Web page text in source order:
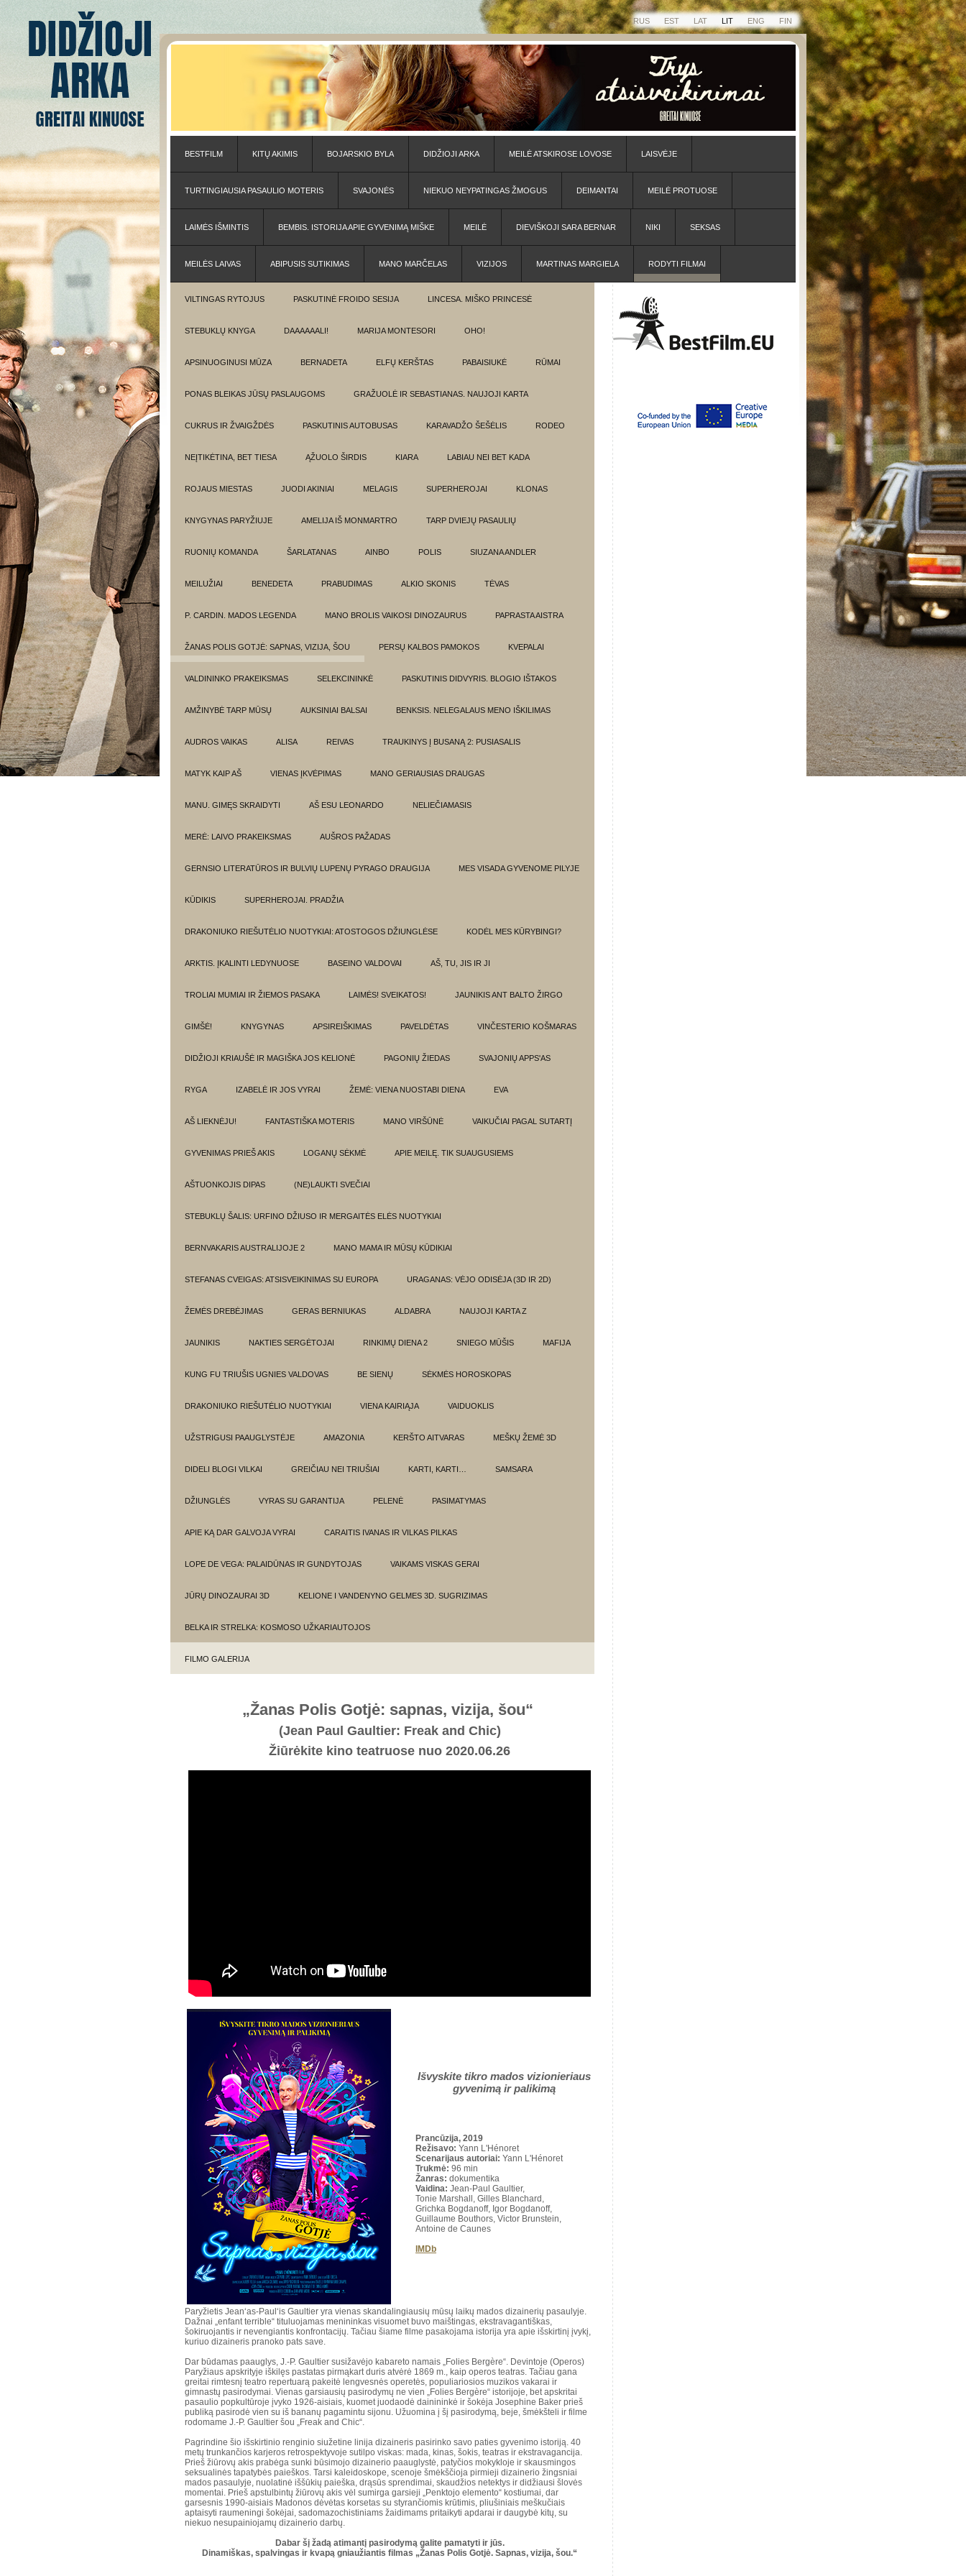
RUS EST LAT LIT ENG FIN
BESTFILM KITŲ AKIMIS BOJARSKIO BYLA DIDŽIOJI ARKA MEILĖ ATSKIROSE LOVOSE LAISVĖJE
TURTINGIAUSIA PASAULIO MOTERIS SVAJONĖS NIEKUO NEYPATINGAS ŽMOGUS DEIMANTAI MEILĖ PROTUOSE
LAIMĖS IŠMINTIS BEMBIS. ISTORIJA APIE GYVENIMĄ MIŠKE MEILĖ DIEVIŠKOJI SARA BERNAR NIKI SEKSAS
MEILĖS LAIVAS ABIPUSIS SUTIKIMAS MANO MARČELAS VIZIJOS MARTINAS MARGIELA RODYTI FILMAI
VILTINGAS RYTOJUS PASKUTINĖ FROIDO SESIJA LINCESA. MIŠKO PRINCESĖ
STEBUKLŲ KNYGA DAAAAAALI! MARIJA MONTESORI OHO!
APSINUOGINUSI MŪZA BERNADETA ELFŲ KERŠTAS PABAISIUKĖ RŪMAI
PONAS BLEIKAS JŪSŲ PASLAUGOMS GRAŽUOLĖ IR SEBASTIANAS. NAUJOJI KARTA
CUKRUS IR ŽVAIGŽDĖS PASKUTINIS AUTOBUSAS KARAVADŽO ŠEŠĖLIS RODEO
NEĮTIKĖTINA, BET TIESA ĄŽUOLO ŠIRDIS KIARA LABIAU NEI BET KADA
ROJAUS MIESTAS JUODI AKINIAI MELAGIS SUPERHEROJAI KLONAS
KNYGYNAS PARYŽIUJE AMELIJA IŠ MONMARTRO TARP DVIEJŲ PASAULIŲ
RUONIŲ KOMANDA ŠARLATANAS AINBO POLIS SIUZANA ANDLER
MEILUŽIAI BENEDETA PRABUDIMAS ALKIO SKONIS TĖVAS
P. CARDIN. MADOS LEGENDA MANO BROLIS VAIKOSI DINOZAURUS PAPRASTA AISTRA
ŽANAS POLIS GOTJĖ: SAPNAS, VIZIJA, ŠOU PERSŲ KALBOS PAMOKOS KVEPALAI
VALDININKO PRAKEIKSMAS SELEKCININKĖ PASKUTINIS DIDVYRIS. BLOGIO IŠTAKOS
AMŽINYBĖ TARP MŪSŲ AUKSINIAI BALSAI BENKSIS. NELEGALAUS MENO IŠKILIMAS
AUDROS VAIKAS ALISA REIVAS TRAUKINYS Į BUSANĄ 2: PUSIASALIS
MATYK KAIP AŠ VIENAS ĮKVĖPIMAS MANO GERIAUSIAS DRAUGAS
MANU. GIMĘS SKRAIDYTI AŠ ESU LEONARDO NELIEČIAMASIS
MERĖ: LAIVO PRAKEIKSMAS AUŠROS PAŽADAS
GERNSIO LITERATŪROS IR BULVIŲ LUPENŲ PYRAGO DRAUGIJA MES VISADA GYVENOME PILYJE
KŪDIKIS SUPERHEROJAI. PRADŽIA
DRAKONIUKO RIEŠUTĖLIO NUOTYKIAI: ATOSTOGOS DŽIUNGLĖSE KODĖL MES KŪRYBINGI?
ARKTIS. ĮKALINTI LEDYNUOSE BASEINO VALDOVAI AŠ, TU, JIS IR JI
TROLIAI MUMIAI IR ŽIEMOS PASAKA LAIMĖS! SVEIKATOS! JAUNIKIS ANT BALTO ŽIRGO
GIMŠĖ! KNYGYNAS APSIREIŠKIMAS PAVELDĖTAS VINČESTERIO KOŠMARAS
DIDŽIOJI KRIAUŠĖ IR MAGIŠKA JOS KELIONĖ PAGONIŲ ŽIEDAS SVAJONIŲ APPS'AS
RYGA IZABELĖ IR JOS VYRAI ŽEMĖ: VIENA NUOSTABI DIENA EVA
AŠ LIEKNĖJU! FANTASTIŠKA MOTERIS MANO VIRŠŪNĖ VAIKUČIAI PAGAL SUTARTĮ
GYVENIMAS PRIEŠ AKIS LOGANŲ SĖKMĖ APIE MEILĘ. TIK SUAUGUSIEMS
AŠTUONKOJIS DIPAS (NE)LAUKTI SVEČIAI
STEBUKLŲ ŠALIS: URFINO DŽIUSO IR MERGAITĖS ELĖS NUOTYKIAI
BERNVAKARIS AUSTRALIJOJE 2 MANO MAMA IR MŪSŲ KŪDIKIAI
STEFANAS CVEIGAS: ATSISVEIKINIMAS SU EUROPA URAGANAS: VĖJO ODISĖJA (3D IR 2D)
ŽEMĖS DREBĖJIMAS GERAS BERNIUKAS ALDABRA NAUJOJI KARTA Z
JAUNIKIS NAKTIES SERGĖTOJAI RINKIMŲ DIENA 2 SNIEGO MŪŠIS MAFIJA
KUNG FU TRIUŠIS UGNIES VALDOVAS BE SIENŲ SĖKMĖS HOROSKOPAS
DRAKONIUKO RIEŠUTĖLIO NUOTYKIAI VIENA KAIRIĄJA VAIDUOKLIS
UŽSTRIGUSI PAAUGLYSTĖJE AMAZONIA KERŠTO AITVARAS MEŠKŲ ŽEMĖ 3D
DIDELI BLOGI VILKAI GREIČIAU NEI TRIUŠIAI KARTI, KARTI… SAMSARA
DŽIUNGLĖS VYRAS SU GARANTIJA PELENĖ PASIMATYMAS
APIE KĄ DAR GALVOJA VYRAI CARAITIS IVANAS IR VILKAS PILKAS
LOPE DE VEGA: PALAIDŪNAS IR GUNDYTOJAS VAIKAMS VISKAS GERAI
JŪRŲ DINOZAURAI 3D KELIONE I VANDENYNO GELMES 3D. SUGRIZIMAS
BELKA IR STRELKA: KOSMOSO UŽKARIAUTOJOS
FILMO GALERIJA
„Žanas Polis Gotjė: sapnas, vizija, šou“
(Jean Paul Gaultier: Freak and Chic)
Žiūrėkite kino teatruose nuo 2020.06.26
Išvyskite tikro mados vizionieriaus
gyvenimą ir palikimą
Prancūzija, 2019
Režisavo: Yann L'Hénoret
Scenarijaus autoriai: Yann L'Hénoret
Trukmė: 96 min
Žanras: dokumentika
Vaidina: Jean-Paul Gaultier,
Tonie Marshall, Gilles Blanchard,
Grichka Bogdanoff, Igor Bogdanoff,
Guillaume Bouthors, Victor Brunstein,
Antoine de Caunes
IMDb
Paryžietis Jean‘as-Paul‘is Gaultier yra vienas skandalingiausių mūsų laikų mados dizainerių pasaulyje.
Dažnai „enfant terrible“ tituluojamas menininkas visuomet buvo maištingas, ekstravagantiškas,
šokiruojantis ir nevengiantis konfrontacijų. Tačiau šiame filme pasakojama istorija yra apie išskirtinį įvykį,
kuriuo dizaineris pranoko pats save.
Dar būdamas paauglys, J.-P. Gaultier susižavėjo kabareto namais „Folies Bergère“. Devintoje (Operos)
Paryžiaus apskrityje iškilęs pastatas pirmąkart duris atvėrė 1869 m., kaip operos teatras. Tačiau gana
greitai rimtesnį teatro repertuarą pakeitė lengvesnės operetės, populiariosios muzikos vakarai ir
gimnastų pasirodymai. Vienas garsiausių pasirodymų ne vien „Folies Bergère“ istorijoje, bet apskritai
pasaulio popkultūroje įvyko 1926-aisiais, kuomet juodaodė dainininkė ir šokėja Josephine Baker prieš
publiką pasirodė vien su iš bananų pagamintu sijonu. Užuomina į šį pasirodymą, beje, šmėkšteli ir filme
rodomame J.-P. Gaultier šou „Freak and Chic“.
Pagrindine šio išskirtinio renginio siužetine linija dizaineris pasirinko savo paties gyvenimo istoriją. 40
metų trunkančios karjeros retrospektyvoje sutilpo viskas: mada, kinas, šokis, teatras ir ekstravagancija.
Prieš žiūrovų akis prabėga sunki būsimojo dizainerio paauglystė, patyčios mokykloje ir skausmingos
seksualinės tapatybės paieškos. Tarsi kaleidoskope, scenoje šmėkščioja pirmieji dizainerio žingsniai
mados pasaulyje, nuolatinė iššūkių paieška, drąsūs sprendimai, skaudžios netektys ir didžiausi šlovės
momentai. Prieš apstulbintų žiūrovų akis vėl sumirga garsieji „Penktojo elemento“ kostiumai, dar
garsesnis 1990-aisiais Madonos dėvėtas korsetas su styrančiomis krūtimis, pliušiniais meškučiais
aptaisyti raumeningi šokėjai, sadomazochistiniams žaidimams pritaikyti apdarai ir daugybė kitų, su
niekuo nesupainiojamų dizainerio darbų.
Dabar šį žadą atimantį pasirodymą galite pamatyti ir jūs.
Dinamiškas, spalvingas ir kvapą gniaužiantis filmas „Žanas Polis Gotjė. Sapnas, vizija, šou.“